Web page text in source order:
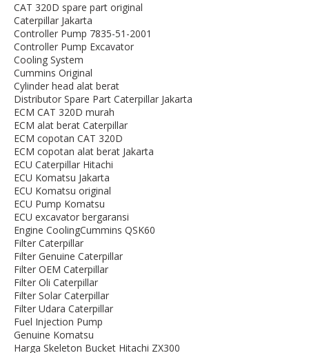
CAT 320D spare part original
Caterpillar Jakarta
Controller Pump 7835-51-2001
Controller Pump Excavator
Cooling System
Cummins Original
Cylinder head alat berat
Distributor Spare Part Caterpillar Jakarta
ECM CAT 320D murah
ECM alat berat Caterpillar
ECM copotan CAT 320D
ECM copotan alat berat Jakarta
ECU Caterpillar Hitachi
ECU Komatsu Jakarta
ECU Komatsu original
ECU Pump Komatsu
ECU excavator bergaransi
Engine CoolingCummins QSK60
Filter Caterpillar
Filter Genuine Caterpillar
Filter OEM Caterpillar
Filter Oli Caterpillar
Filter Solar Caterpillar
Filter Udara Caterpillar
Fuel Injection Pump
Genuine Komatsu
Harga Skeleton Bucket Hitachi ZX300